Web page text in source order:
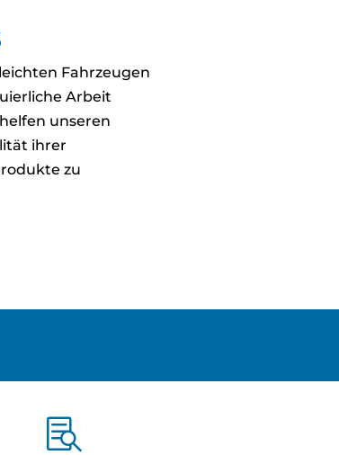
Fahrzeugen
Arbeit
unseren
ihrer
zu
